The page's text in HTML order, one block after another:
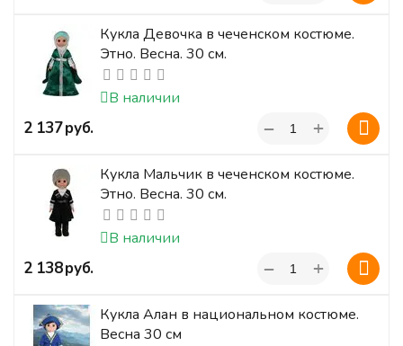
Кукла Девочка в чеченском костюме.
Этно. Весна. 30 см.
В наличии
‍2 137‍руб. +
−
Кукла Мальчик в чеченском костюме.
Этно. Весна. 30 см.
В наличии
‍2 138‍руб. +
−
Кукла Алан в национальном костюме.
Весна 30 см